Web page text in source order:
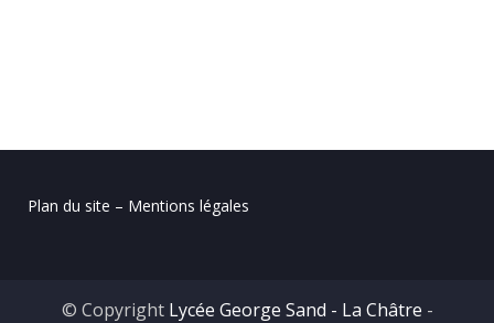
Plan du site – Mentions légales
© Copyright Lycée George Sand - La Châtre -